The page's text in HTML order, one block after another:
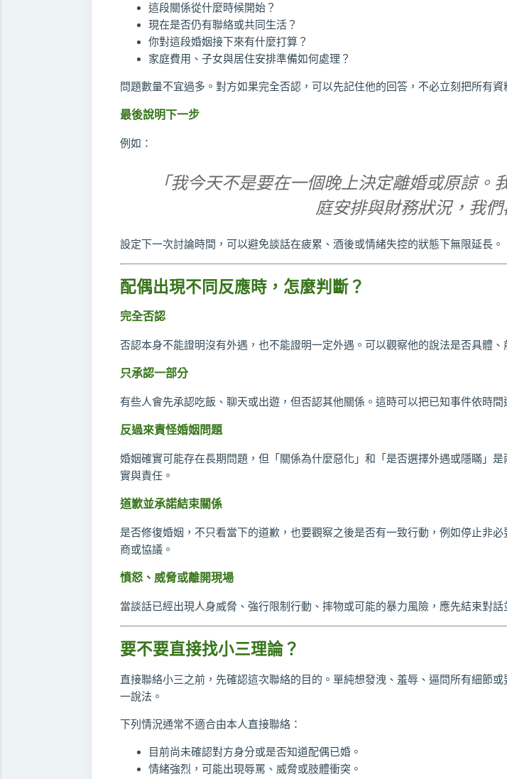
這段關係從什麼時候開始？
現在是否仍有聯絡或共同生活？
你對這段婚姻接下來有什麼打算？
家庭費用、子女與居住安排準備如何處理？
問題數量不宜過多。對方如果完全否認，可以先記住他的回答，不必立刻把所有資
最後說明下一步
例如：
「我今天不是要在一個晚上決定離婚或原諒
庭安排與財務狀況，我們
設定下一次討論時間，可以避免談話在疲累、酒後或情緒失控的狀態下無限延長。
配偶出現不同反應時，怎麼判斷？
完全否認
否認本身不能證明沒有外遇，也不能證明一定外遇。可以觀察他的說法是否具體
只承認一部分
有些人會先承認吃飯、聊天或出遊，但否認其他關係。這時可以把已知事件依時
反過來責怪婚姻問題
婚姻確實可能存在長期問題，但「關係為什麼惡化」和「是否選擇外遇或隱瞞」
實與責任。
道歉並承諾結束關係
是否修復婚姻，不只看當下的道歉，也要觀察之後是否有一致行動，例如停止非
商或協議。
憤怒、威脅或離開現場
當談話已經出現人身威脅、強行限制行動、摔物或可能的暴力風險，應先結束對
要不要直接找小三理論？
直接聯絡小三之前，先確認這次聯絡的目的。單純想發洩、羞辱、逼問所有細節
一說法。
下列情況通常不適合由本人直接聯絡：
目前尚未確認對方身分或是否知道配偶已婚。
情緒強烈，可能出現辱罵、威脅或肢體衝突。